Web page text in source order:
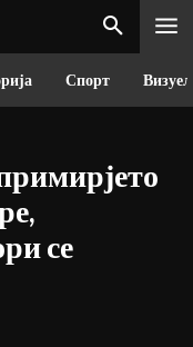
Спорт
се